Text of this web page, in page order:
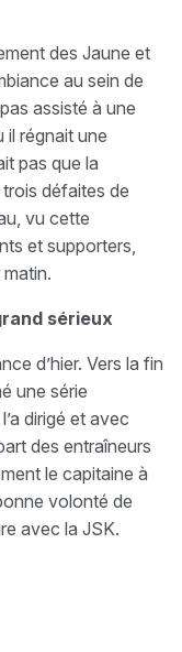
des Jaune et
au sein de
assisté à une
il régnait une
pas que la
défaites de
vu cette
et supporters,
sérieux
d’hier. Vers la fin
une série
dirigé et avec
des entraîneurs
le capitaine à
volonté de
avec la JSK.